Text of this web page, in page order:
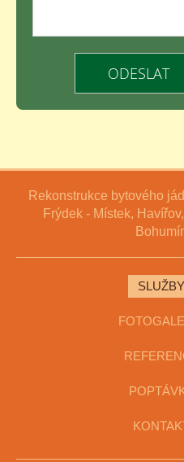
Rekonstrukce bytového
Frýdek - Místek,
SLUŽBY